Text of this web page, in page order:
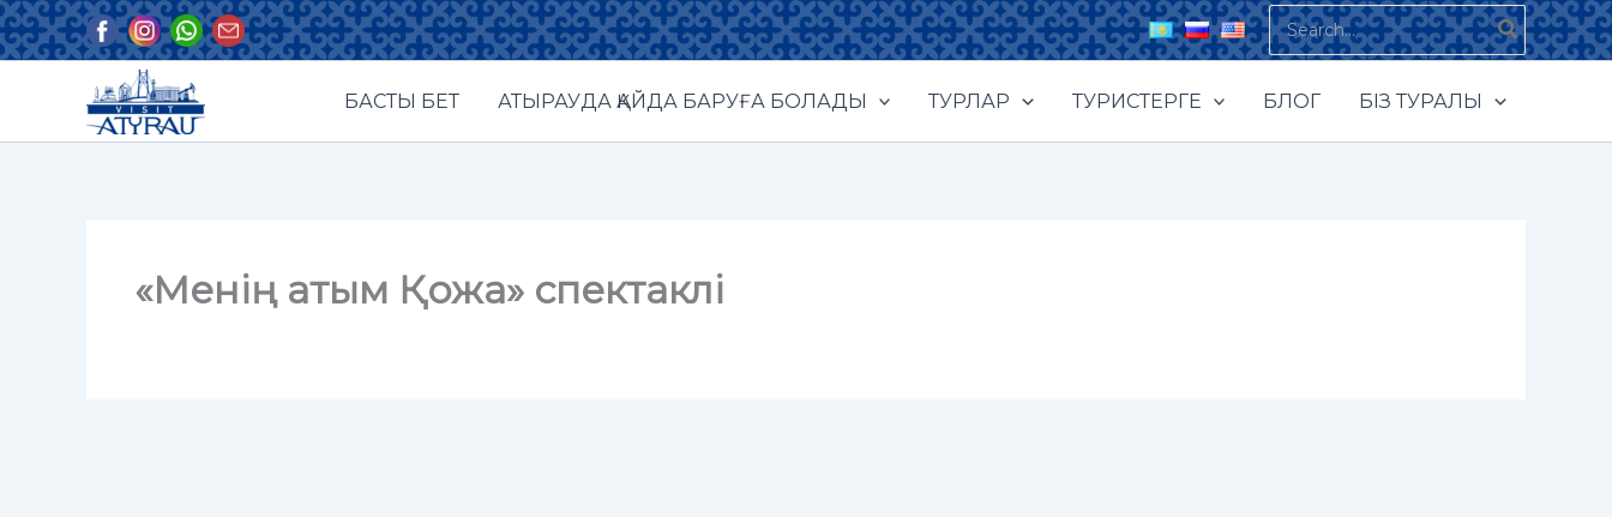
Skip
to
Search
for:
БАСТЫ БЕТ АТЫРАУДА ҚАЙДА БАРУҒА БОЛАДЫ ТУРЛАР ТУРИСТЕРГЕ БЛОГ БІЗ ТУРАЛЫ
«Менің атым Қожа» спектаклі